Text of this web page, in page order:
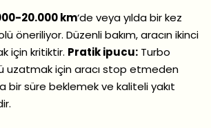
20.000 km‘de veya yılda bir kez
öneriliyor. Düzenli bakım, aracın ikinci
için kritiktir. Pratik ipucu: Turbo
uzatmak için aracı stop etmeden
bir süre beklemek ve kaliteli yakıt